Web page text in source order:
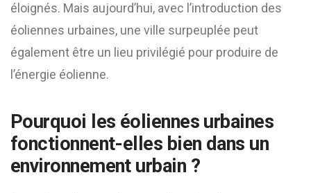
éloignés. Mais aujourd’hui, avec l’introduction des
éoliennes urbaines, une ville surpeuplée peut
également être un lieu privilégié pour produire de
l’énergie éolienne.
Pourquoi les éoliennes urbaines
fonctionnent-elles bien dans un
environnement urbain ?